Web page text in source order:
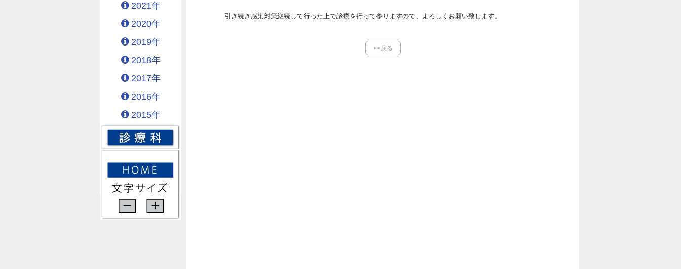
2021年
2020年
2019年
2018年
2017年
2016年
2015年
引き続き感染対策継続して行った上で診療を行って参りますので、よろしくお願い致します。
<<戻る